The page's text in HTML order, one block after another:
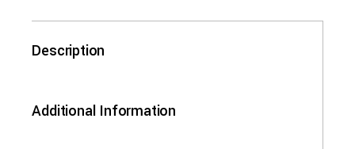
Description
Additional Information